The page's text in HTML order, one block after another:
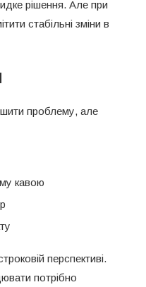
рішення. Але при
стабільні зміни в
проблему, але
кавою
перспективі.
потрібно